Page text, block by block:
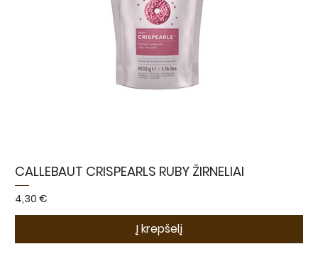
CALLEBAUT CRISPEARLS RUBY ŽIRNELIAI
Kaina
4,30 €
Į krepšelį